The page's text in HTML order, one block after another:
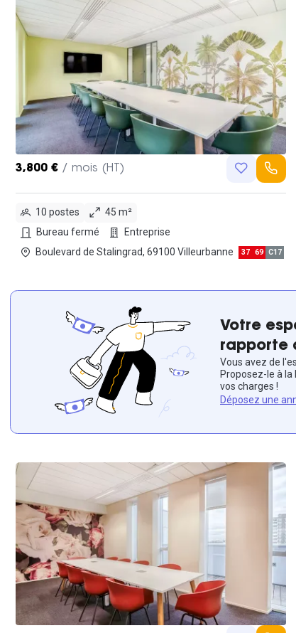
3,800 € / mois (HT)
10 postes
45 m²
Bureau fermé
Entreprise
Boulevard de Stalingrad, 69100 Villeurbanne
37 69 C17
Votre
rapporte
Vous avez de
Proposez-le à
vos charges !
Déposez une